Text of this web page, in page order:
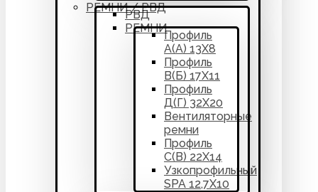
РЕМНИ / РВД
РВД
РЕМНИ
Профиль
А(А) 13Х8
Профиль
В(Б) 17Х11
Профиль
Д(Г) 32Х20
Вентиляторные
ремни
Профиль
С(В) 22Х14
Узкопрофильный
SPA 12,7Х10